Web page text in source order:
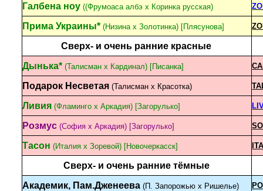
Галбена ноу((Фрумоаса албэ x Коринка русская)
Прима Украины* (Низина х Золотинка) [Плясунова]
Сверх- и очень ранние красные
Дынька*(Талисман х Кардинал) [Писанка]
Подарок Несветая (Талисман х Красотка)
Ливия (Фламинго х Аркадия) [Загорулько]
Розмус(София х Аркадия) [Загорулько]
Тасон(Италия x Зоревой) [Новочеркасск]
Сверх- и очень ранние тёмные
Академик, Пам.Дженеева (П. Запорожью х Ришелье)